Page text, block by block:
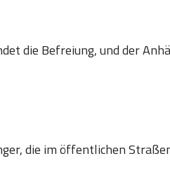
die Befreiung, und der
die im öffentlichen